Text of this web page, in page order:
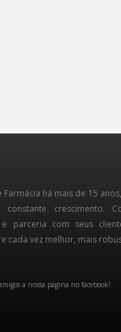
há mais de 15
crescimento.
parceria com seus
cada vez melhor, mais
a nossa página no facebook!